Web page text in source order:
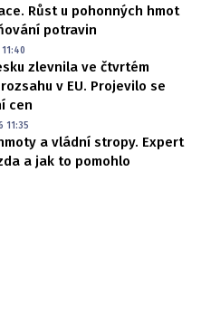
Růst u pohonných hmot
potravin
zlevnila ve čtvrtém
v EU. Projevilo se
cen
11:35
a vládní stropy. Expert
a jak to pomohlo